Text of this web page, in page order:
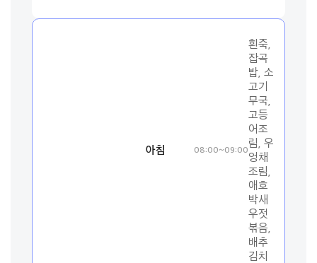
아침 08:00~09:00
흰죽,
잡곡
밥, 소
고기
무국,
고등
어조
림, 우
엉채
조림,
애호
박새
우젓
볶음,
배추
김치